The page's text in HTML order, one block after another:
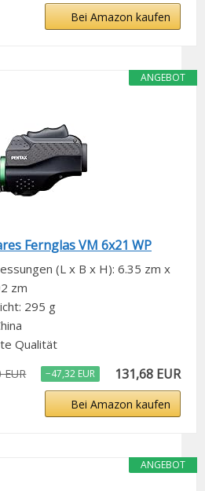
Bei Amazon kaufen
ANGEBOT
Fernglas VM 6x21 WP
(L x B x H): 6.35 zm x
zm
295 g
Qualität
EUR −47,32 EUR 131,68 EUR
Bei Amazon kaufen
ANGEBOT